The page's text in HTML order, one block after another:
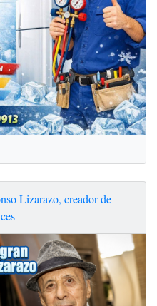
Lizarazo, creador de